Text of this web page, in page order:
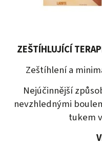
ZEŠTÍHLUJÍCÍ
Zeštíhlení a
Nejúčinnější
nevzhlednými
tukem